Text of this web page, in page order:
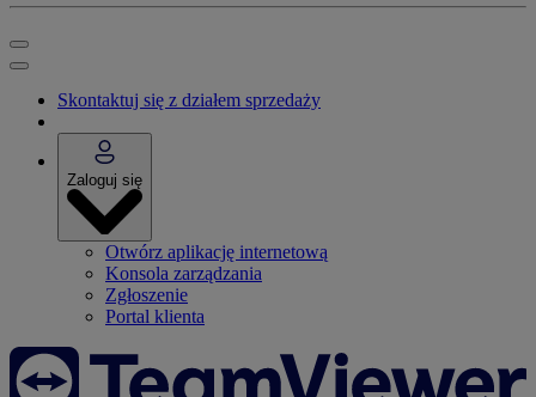
Skontaktuj się z działem sprzedaży
Zaloguj się
Otwórz aplikację internetową
Konsola zarządzania
Zgłoszenie
Portal klienta